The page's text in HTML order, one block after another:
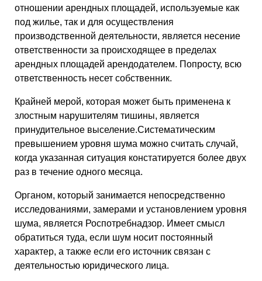
отношении арендных площадей, используемые как
под жилье, так и для осуществления
производственной деятельности, является несение
ответственности за происходящее в пределах
арендных площадей арендодателем. Попросту, всю
ответственность несет собственник.
Крайней мерой, которая может быть применена к
злостным нарушителям тишины, является
принудительное выселение.Систематическим
превышением уровня шума можно считать случай,
когда указанная ситуация констатируется более двух
раз в течение одного месяца.
Органом, который занимается непосредственно
исследованиями, замерами и установлением уровня
шума, является Роспотребнадзор. Имеет смысл
обратиться туда, если шум носит постоянный
характер, а также если его источник связан с
деятельностью юридического лица.